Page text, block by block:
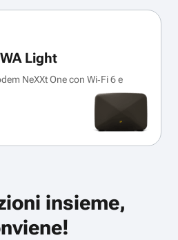
Light
NeXXt One con Wi‑Fi 6 e
insieme,